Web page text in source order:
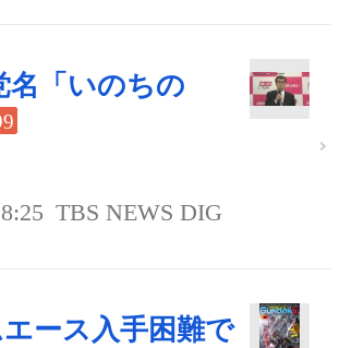
名「いのちの
TBS NEWS DIG
ース入手困難で